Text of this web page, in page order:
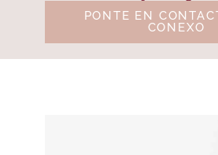
PONTE EN
CONEXO